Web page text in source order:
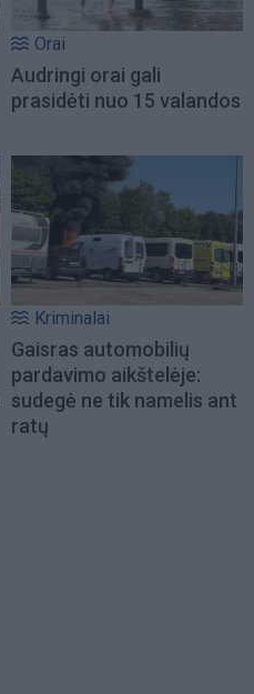
Orai
Audringi orai gali
prasidėti nuo 15 valandos
Kriminalai
Gaisras automobilių
pardavimo aikštelėje:
sudegė ne tik namelis ant
ratų